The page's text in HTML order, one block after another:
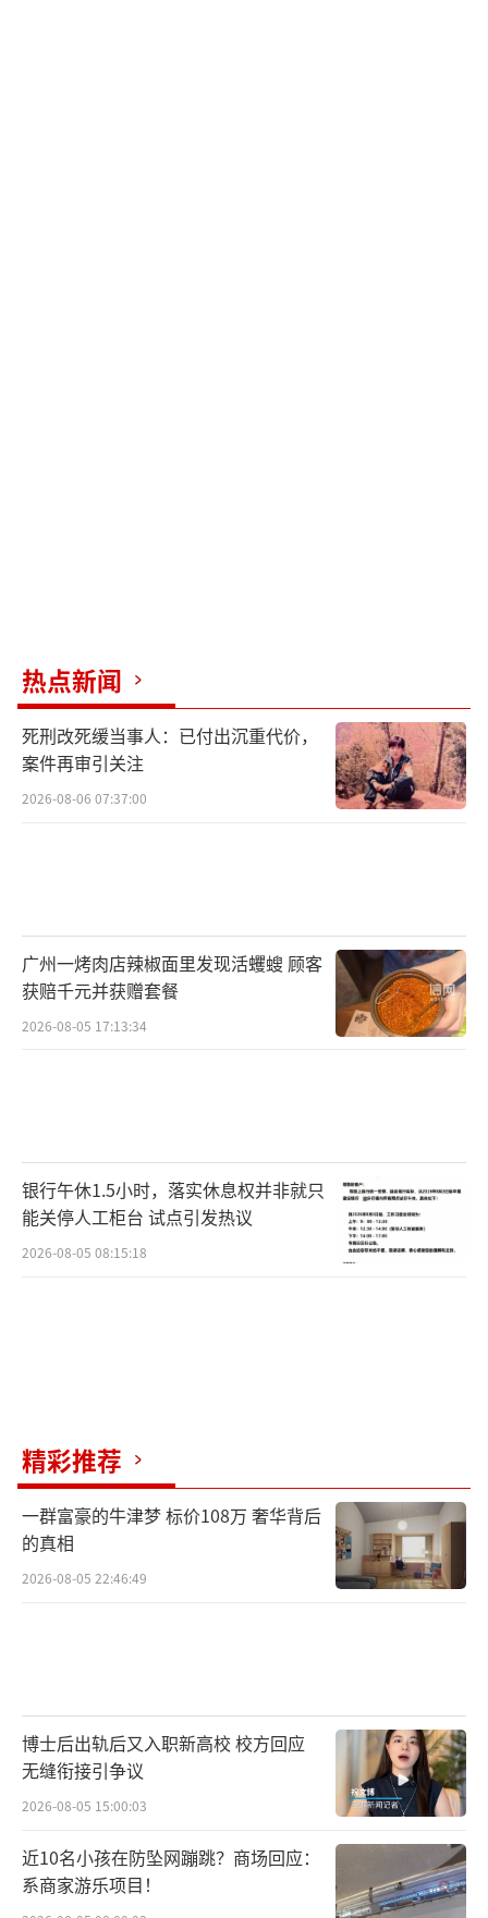
保障。（责任编辑：张小花 TT1000）
热点新闻
死刑改死缓当事人：已付出沉重代价，
案件再审引关注
2026-08-06 07:37:00
广州一烤肉店辣椒面里发现活蠼螋 顾客
获赔千元并获赠套餐
2026-08-05 17:13:34
银行午休1.5小时，落实休息权并非就只
能关停人工柜台 试点引发热议
2026-08-05 08:15:18
精彩推荐
一群富豪的牛津梦 标价108万 奢华背后
的真相
2026-08-05 22:46:49
博士后出轨后又入职新高校 校方回应
无缝衔接引争议
2026-08-05 15:00:03
近10名小孩在防坠网蹦跳？商场回应：
系商家游乐项目！